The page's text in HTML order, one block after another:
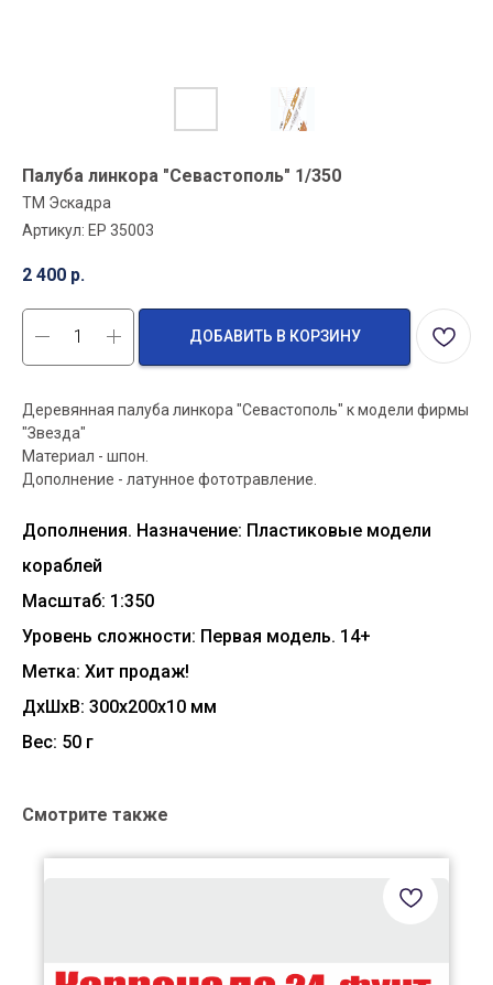
Палуба линкора "Севастополь" 1/350
ТМ Эскадра
Артикул: EP 35003
2 400 р.
ДОБАВИТЬ В КОРЗИНУ
Деревянная палуба линкора "Севастополь" к модели фирмы
"Звезда"
Материал - шпон.
Дополнение - латунное фототравление.
Дополнения. Назначение: Пластиковые модели
кораблей
Масштаб: 1:350
Уровень сложности: Первая модель. 14+
Метка: Хит продаж!
ДxШxВ: 300x200x10 мм
Вес: 50 г
Смотрите также